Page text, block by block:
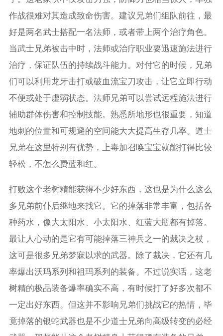
作战很难对其造成致命伤害。建议兄弟们组队前往，最
好是两名武士搭配一名法师，或者带上两个治疗角色。
当武士兄弟被击中时，法师或治疗职业要迅速施法进行
治疗，保证队伍的持续战斗能力。对付它的时候，兄弟
们可以利用龙牙击打或破血流宝刀攻击，让它立即行动
不便或处于虚弱状态。法师兄弟可以尝试远程施法进行
辅助群体伤害和控制技能。熟悉所地形也很重要，知道
地刺的位置和可规避的空间能大大提高生存几率。道士
兄弟在这里特别有优势，上毒加召唤宝宝就能打得比较
轻松，不怎么费蓝和红。
打败这个老树精能获得不少好东西，这也是为什么这么
多兄弟前仆后继地来找它。它的掉落非常丰富，包括各
种药水，像大太阳水、小太阳水、红蓝大瓶都有掉落。
最让人心动的是它有可能掉落三神兵之一的裁决之杖，
这可是很多兄弟梦寐以求的武器。除了裁决，它还有几
率爆出沃玛系列和祖玛系列的装备。不过说实话，这老
树精的极品装备爆率确实不高，有时候打了好多次都不
一定出好东西。但这并不影响兄弟们挑战它的热情，毕
竟掉落的银蛇武器也是不少道士兄弟向高级转变的必经